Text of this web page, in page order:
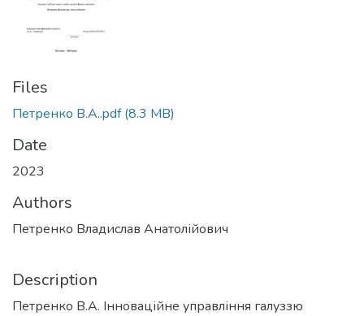
Files
Петренко В.А..pdf(8.3 MB)
Date
2023
Authors
Петренко Владислав Анатолійович
Description
Петренко В.А. Інноваційне управління галуззю